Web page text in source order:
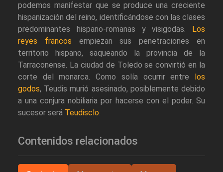
podemos manifestar que se produce una creciente
hispanización del reino, identificándose con las clases
predominantes hispano-romanas y visigodas. Los
reyes francos empiezan sus penetraciones en
territorio hispano, saqueando la provincia de la
Tarraconense. La ciudad de Toledo se convirtió en la
corte del monarca. Como solía ocurrir entre los
godos, Teudis murió asesinado, posiblemente debido
a una conjura nobiliaria por hacerse con el poder. Su
sucesor será Teudisclo.
Contenidos relacionados